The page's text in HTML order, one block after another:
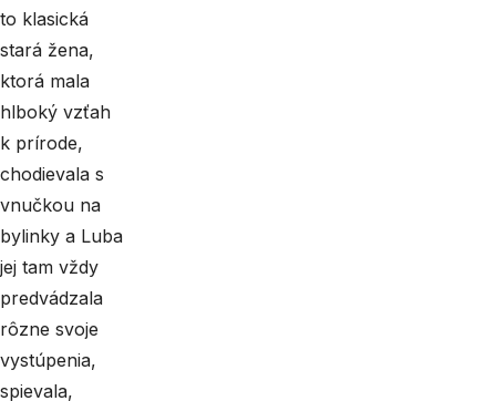
to klasická
stará žena,
ktorá mala
hlboký vzťah
k prírode,
chodievala s
vnučkou na
bylinky a Luba
jej tam vždy
predvádzala
rôzne svoje
vystúpenia,
spievala,